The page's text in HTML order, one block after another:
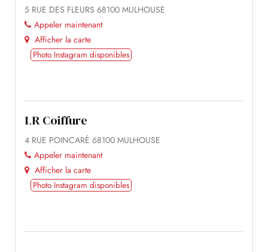
5 RUE DES FLEURS 68100 MULHOUSE
Appeler maintenant
Afficher la carte
Photo Instagram disponibles
LR Coiffure
4 RUE POINCARÉ 68100 MULHOUSE
Appeler maintenant
Afficher la carte
Photo Instagram disponibles